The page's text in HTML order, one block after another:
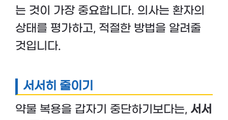
는 것이 가장 중요합니다. 의사는 환자의
상태를 평가하고, 적절한 방법을 알려줄
것입니다.
서서히 줄이기
약물 복용을 갑자기 중단하기보다는, 서서